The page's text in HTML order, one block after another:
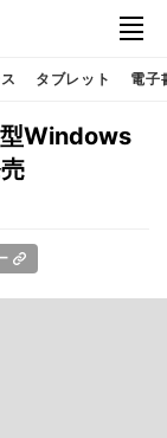
タブレット 電子
Windows